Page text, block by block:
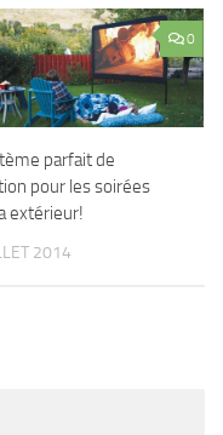
0
parfait de
pour les soirées
extérieur!
2014